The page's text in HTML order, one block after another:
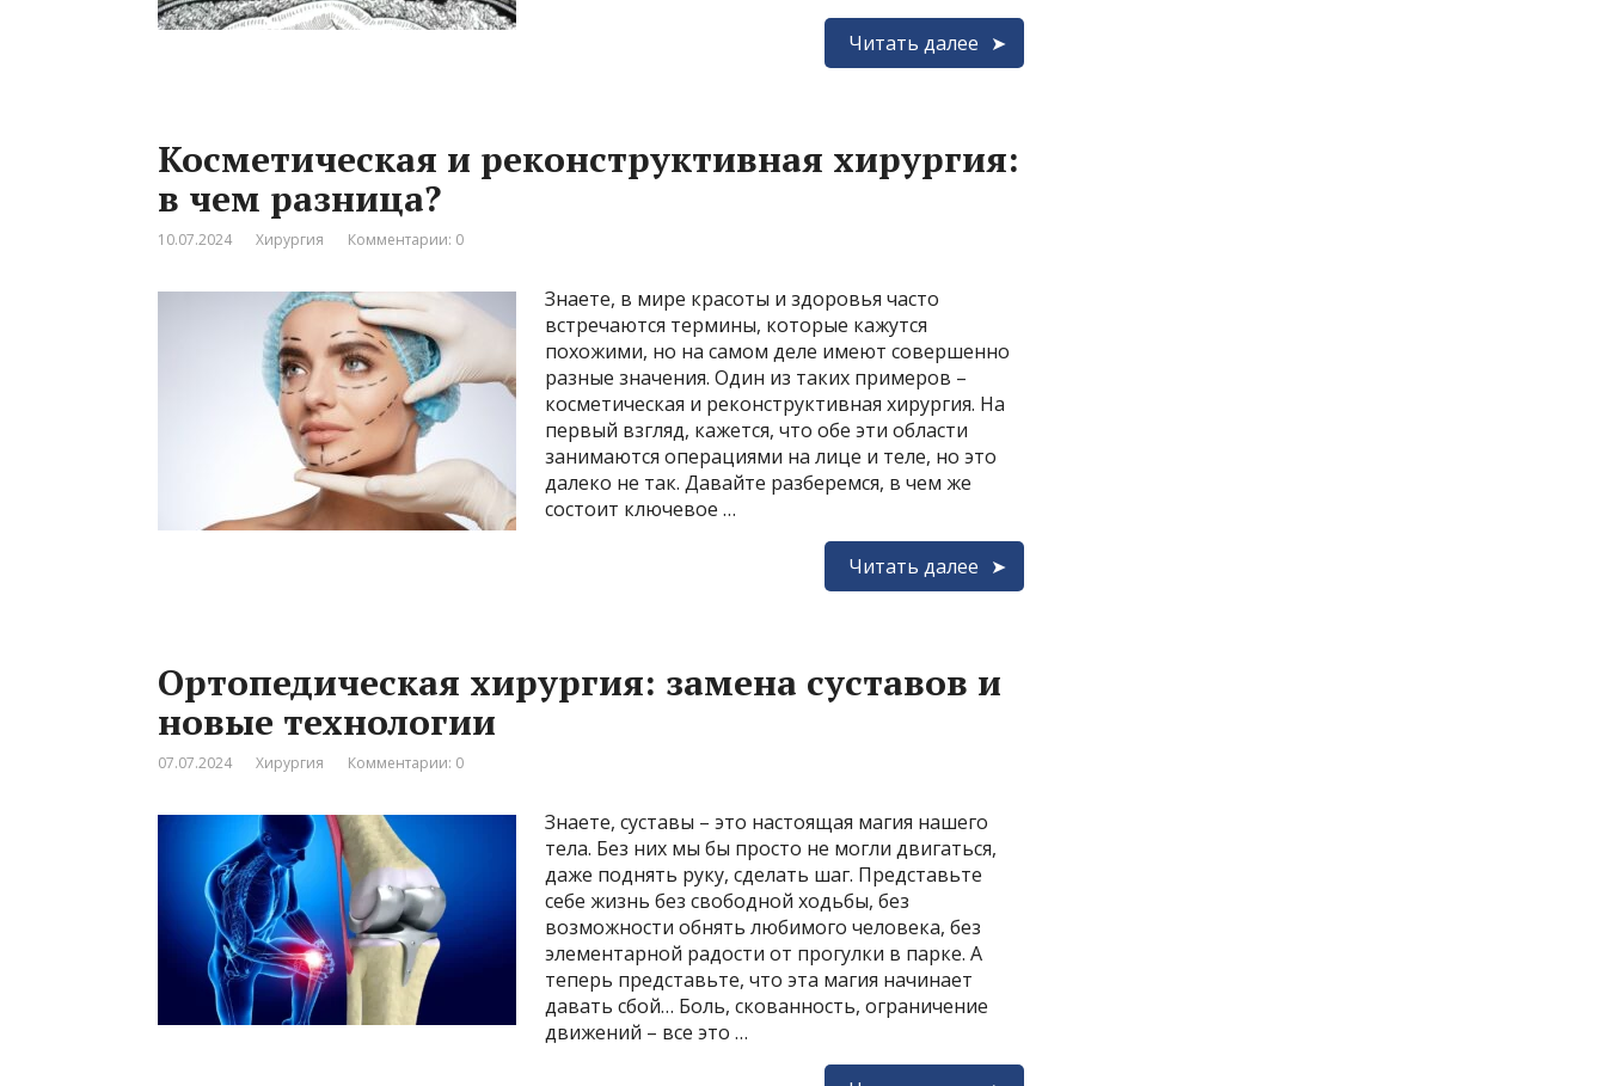
Читать далее
Косметическая и реконструктивная хирургия:
в чем разница?
10.07.2024 Хирургия Комментарии: 0
Знаете, в мире красоты и здоровья часто
встречаются термины, которые кажутся
похожими, но на самом деле имеют совершенно
разные значения. Один из таких примеров –
косметическая и реконструктивная хирургия. На
первый взгляд, кажется, что обе эти области
занимаются операциями на лице и теле, но это
далеко не так. Давайте разберемся, в чем же
состоит ключевое …
Читать далее
Ортопедическая хирургия: замена суставов и
новые технологии
07.07.2024 Хирургия Комментарии: 0
Знаете, суставы – это настоящая магия нашего
тела. Без них мы бы просто не могли двигаться,
даже поднять руку, сделать шаг. Представьте
себе жизнь без свободной ходьбы, без
возможности обнять любимого человека, без
элементарной радости от прогулки в парке. А
теперь представьте, что эта магия начинает
давать сбой… Боль, скованность, ограничение
движений – все это …